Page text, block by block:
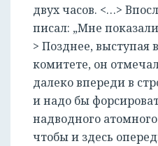
двух часов. <…>
писал: „Мне
> Позднее, выступая
комитете, он
далеко впереди в
и надо бы
надводного
чтобы и здесь